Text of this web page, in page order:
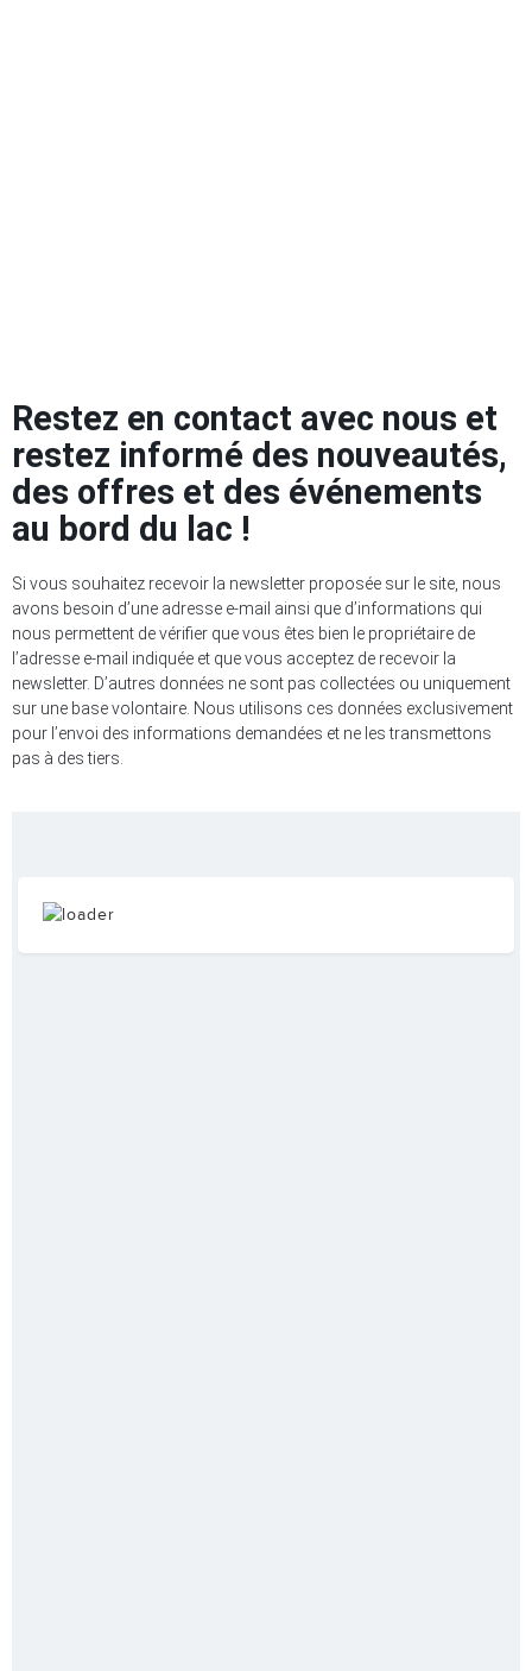
Restez en contact avec nous et
restez informé des nouveautés,
des offres et des événements
au bord du lac !
Si vous souhaitez recevoir la newsletter proposée sur le site, nous
avons besoin d’une adresse e-mail ainsi que d’informations qui
nous permettent de vérifier que vous êtes bien le propriétaire de
l’adresse e-mail indiquée et que vous acceptez de recevoir la
newsletter. D’autres données ne sont pas collectées ou uniquement
sur une base volontaire. Nous utilisons ces données exclusivement
pour l’envoi des informations demandées et ne les transmettons
pas à des tiers.